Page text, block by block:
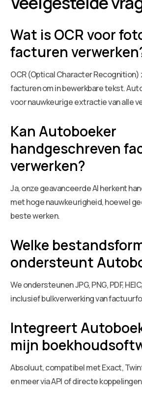
Wat is OCR voor
facturen
OCR (Optical Character Recognition)
facturen om in bewerkbare tekst.
voor nauwkeurige extractie van alle
Kan Autoboeker
handgeschreven
verwerken?
Ja, onze geavanceerde AI herkent
met hoge nauwkeurigheid, hoewel
beste werken.
Welke
ondersteunt
We ondersteunen JPG, PNG, PDF,
inclusief bulkverwerking van
Integreert
mijn
Absoluut, compatibel met Exact,
en meer via API of directe